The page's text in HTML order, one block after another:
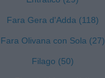
Fara Gera d'Adda (118)
Fara Olivana con Sola (27)
Filago (50)